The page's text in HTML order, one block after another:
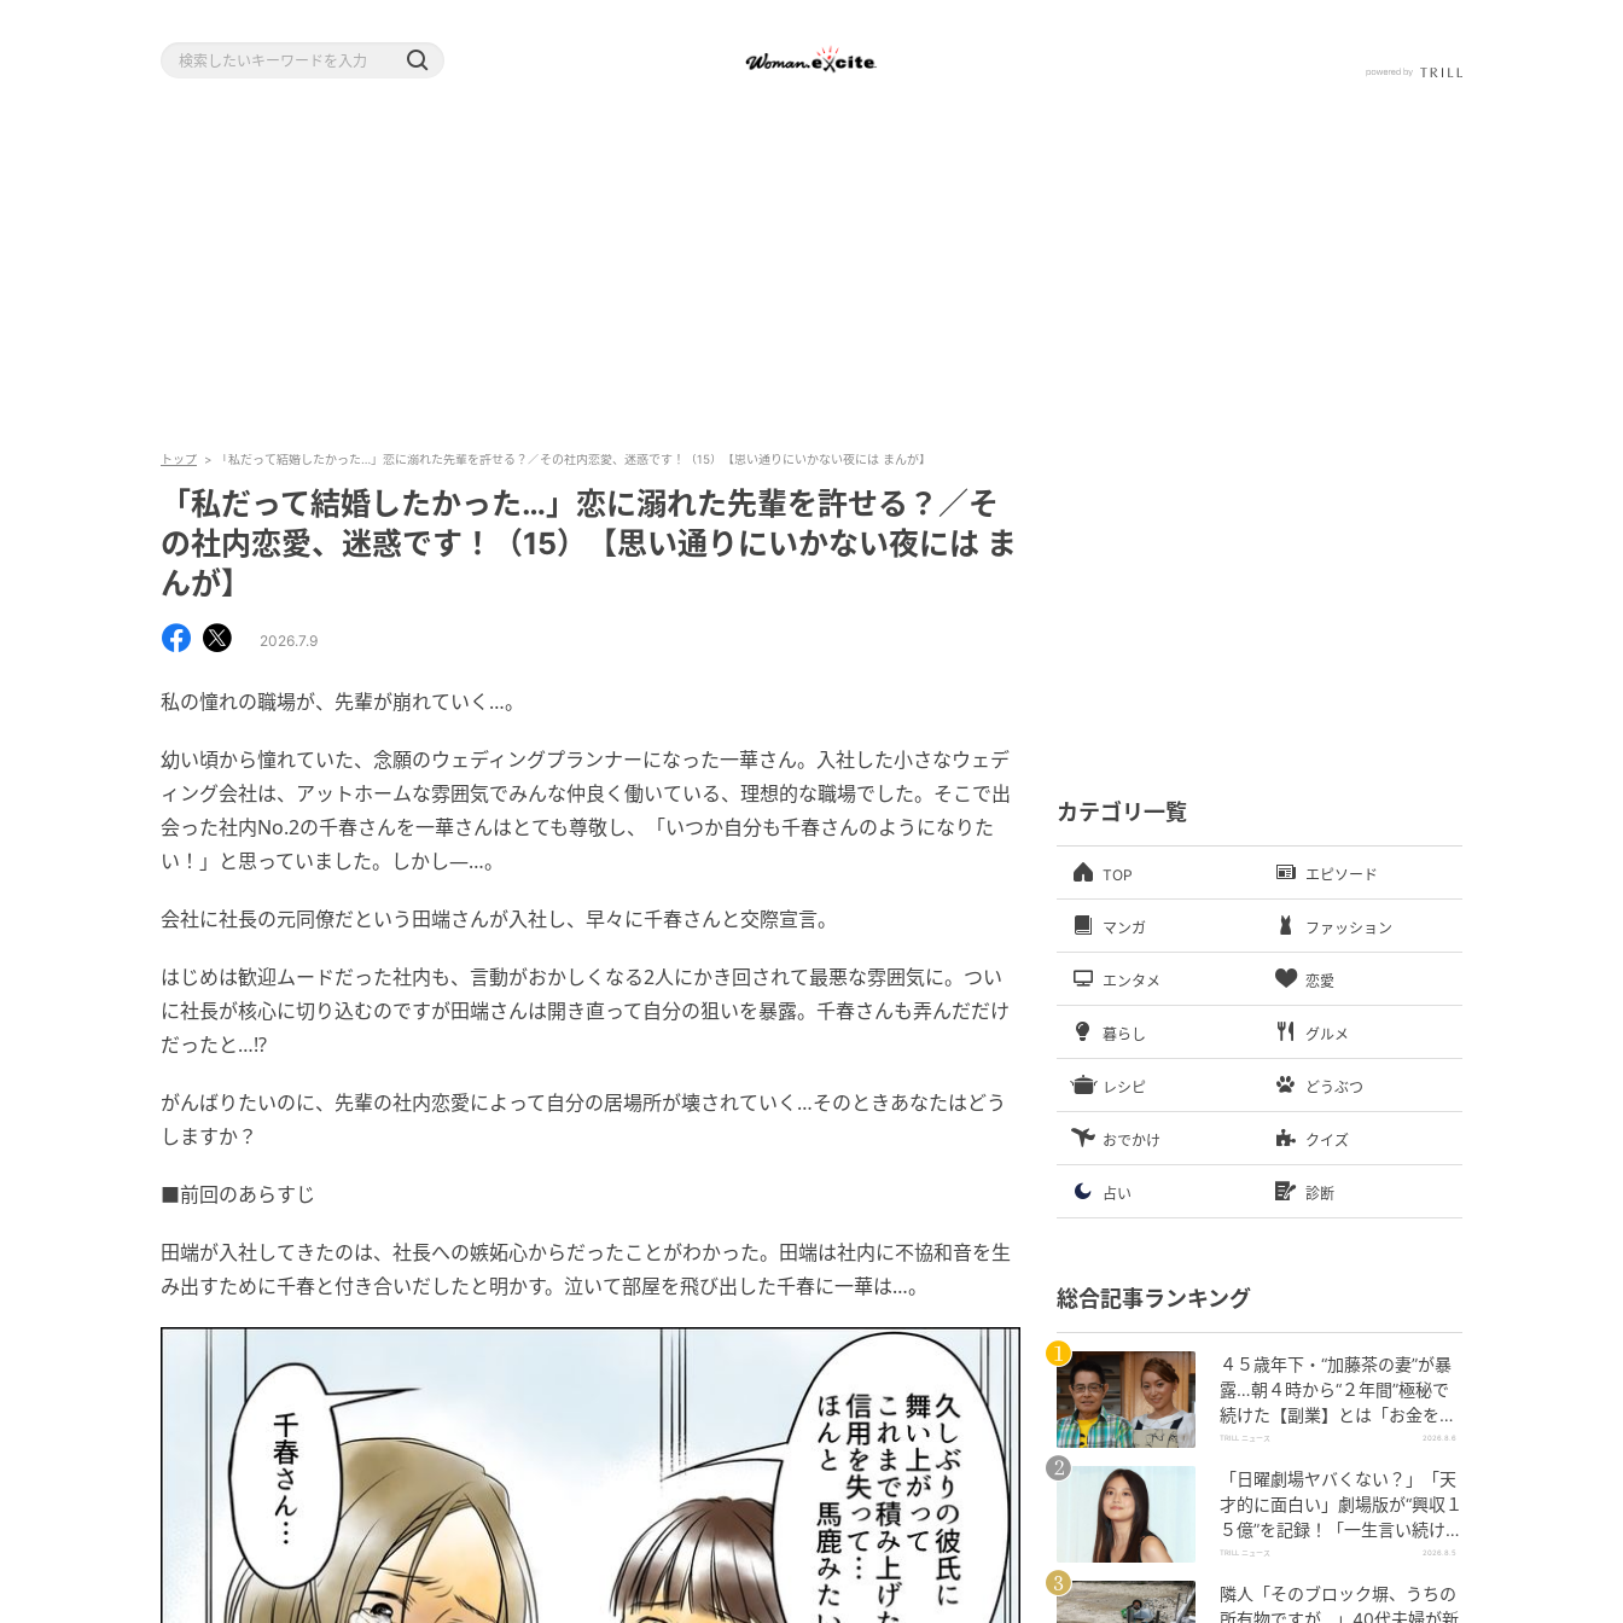
トップ 「私だって結婚したかった…」恋に溺れた先輩を許せる？／その社内恋愛、迷惑です！（15）【思い通りにいかない夜には まんが】
「私だって結婚したかった…」恋に溺れた先輩を許せる？／そ
の社内恋愛、迷惑です！（15）【思い通りにいかない夜には ま
んが】
2026.7.9
私の憧れの職場が、先輩が崩れていく…。
幼い頃から憧れていた、念願のウェディングプランナーになった一華さん。入社した小さなウェデ
ィング会社は、アットホームな雰囲気でみんな仲良く働いている、理想的な職場でした。そこで出
会った社内No.2の千春さんを一華さんはとても尊敬し、「いつか自分も千春さんのようになりた
い！」と思っていました。しかし―…。
会社に社長の元同僚だという田端さんが入社し、早々に千春さんと交際宣言。
はじめは歓迎ムードだった社内も、言動がおかしくなる2人にかき回されて最悪な雰囲気に。つい
に社長が核心に切り込むのですが田端さんは開き直って自分の狙いを暴露。千春さんも弄んだだけ
だったと…!?
がんばりたいのに、先輩の社内恋愛によって自分の居場所が壊されていく…そのときあなたはどう
しますか？
■前回のあらすじ
田端が入社してきたのは、社長への嫉妬心からだったことがわかった。田端は社内に不協和音を生
み出すために千春と付き合いだしたと明かす。泣いて部屋を飛び出した千春に一華は…。
カテゴリ一覧
TOP エピソード
マンガ ファッション
エンタメ 恋愛
暮らし グルメ
レシピ どうぶつ
おでかけ クイズ
占い 診断
総合記事ランキング
４５歳年下・“加藤茶の妻”が暴
露…朝４時から“２年間”極秘で
続けた【副業】とは「お金を稼
ぐのって大変」
TRILL ニュース 2026.8.6
「日曜劇場ヤバくない？」「天
才的に面白い」劇場版が“興収１
５億”を記録！「一生言い続け
る」放送後も続く“切望の声”
TRILL ニュース 2026.8.5
隣人「そのブロック塀、うちの
所有物ですが…」40代夫婦が新